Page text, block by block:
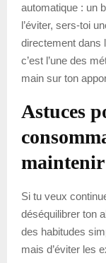
automatique : un
l’éviter, sers-toi
directement dans
c’est l’une des
main sur ton
Astuces
maintenir
Si tu veux
déséquilibrer ton
des habitudes
mais d’éviter les